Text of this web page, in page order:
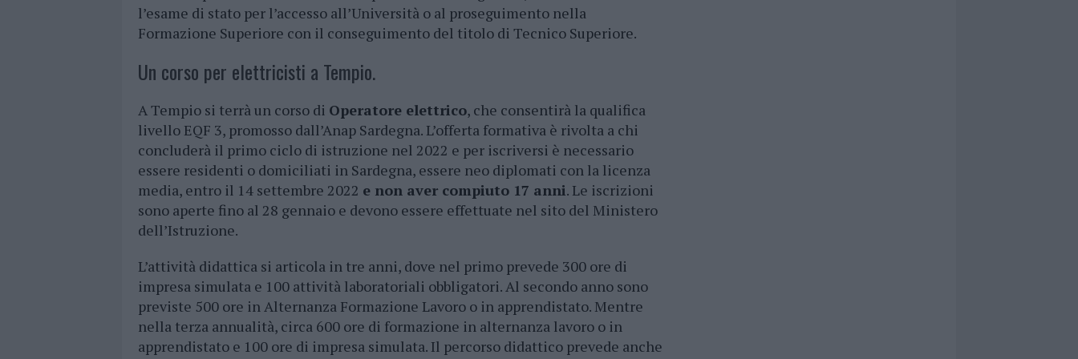
l’esame di stato per l’accesso all’Università o al proseguimento nella
Formazione Superiore con il conseguimento del titolo di Tecnico Superiore.
Un corso per elettricisti a Tempio.
A Tempio si terrà un corso di Operatore elettrico, che consentirà la qualifica
livello EQF 3, promosso dall’Anap Sardegna. L’offerta formativa è rivolta a chi
concluderà il primo ciclo di istruzione nel 2022 e per iscriversi è necessario
essere residenti o domiciliati in Sardegna, essere neo diplomati con la licenza
media, entro il 14 settembre 2022 e non aver compiuto 17 anni. Le iscrizioni
sono aperte fino al 28 gennaio e devono essere effettuate nel sito del Ministero
dell’Istruzione.
L’attività didattica si articola in tre anni, dove nel primo prevede 300 ore di
impresa simulata e 100 attività laboratoriali obbligatori. Al secondo anno sono
previste 500 ore in Alternanza Formazione Lavoro o in apprendistato. Mentre
nella terza annualità, circa 600 ore di formazione in alternanza lavoro o in
apprendistato e 100 ore di impresa simulata. Il percorso didattico prevede anche